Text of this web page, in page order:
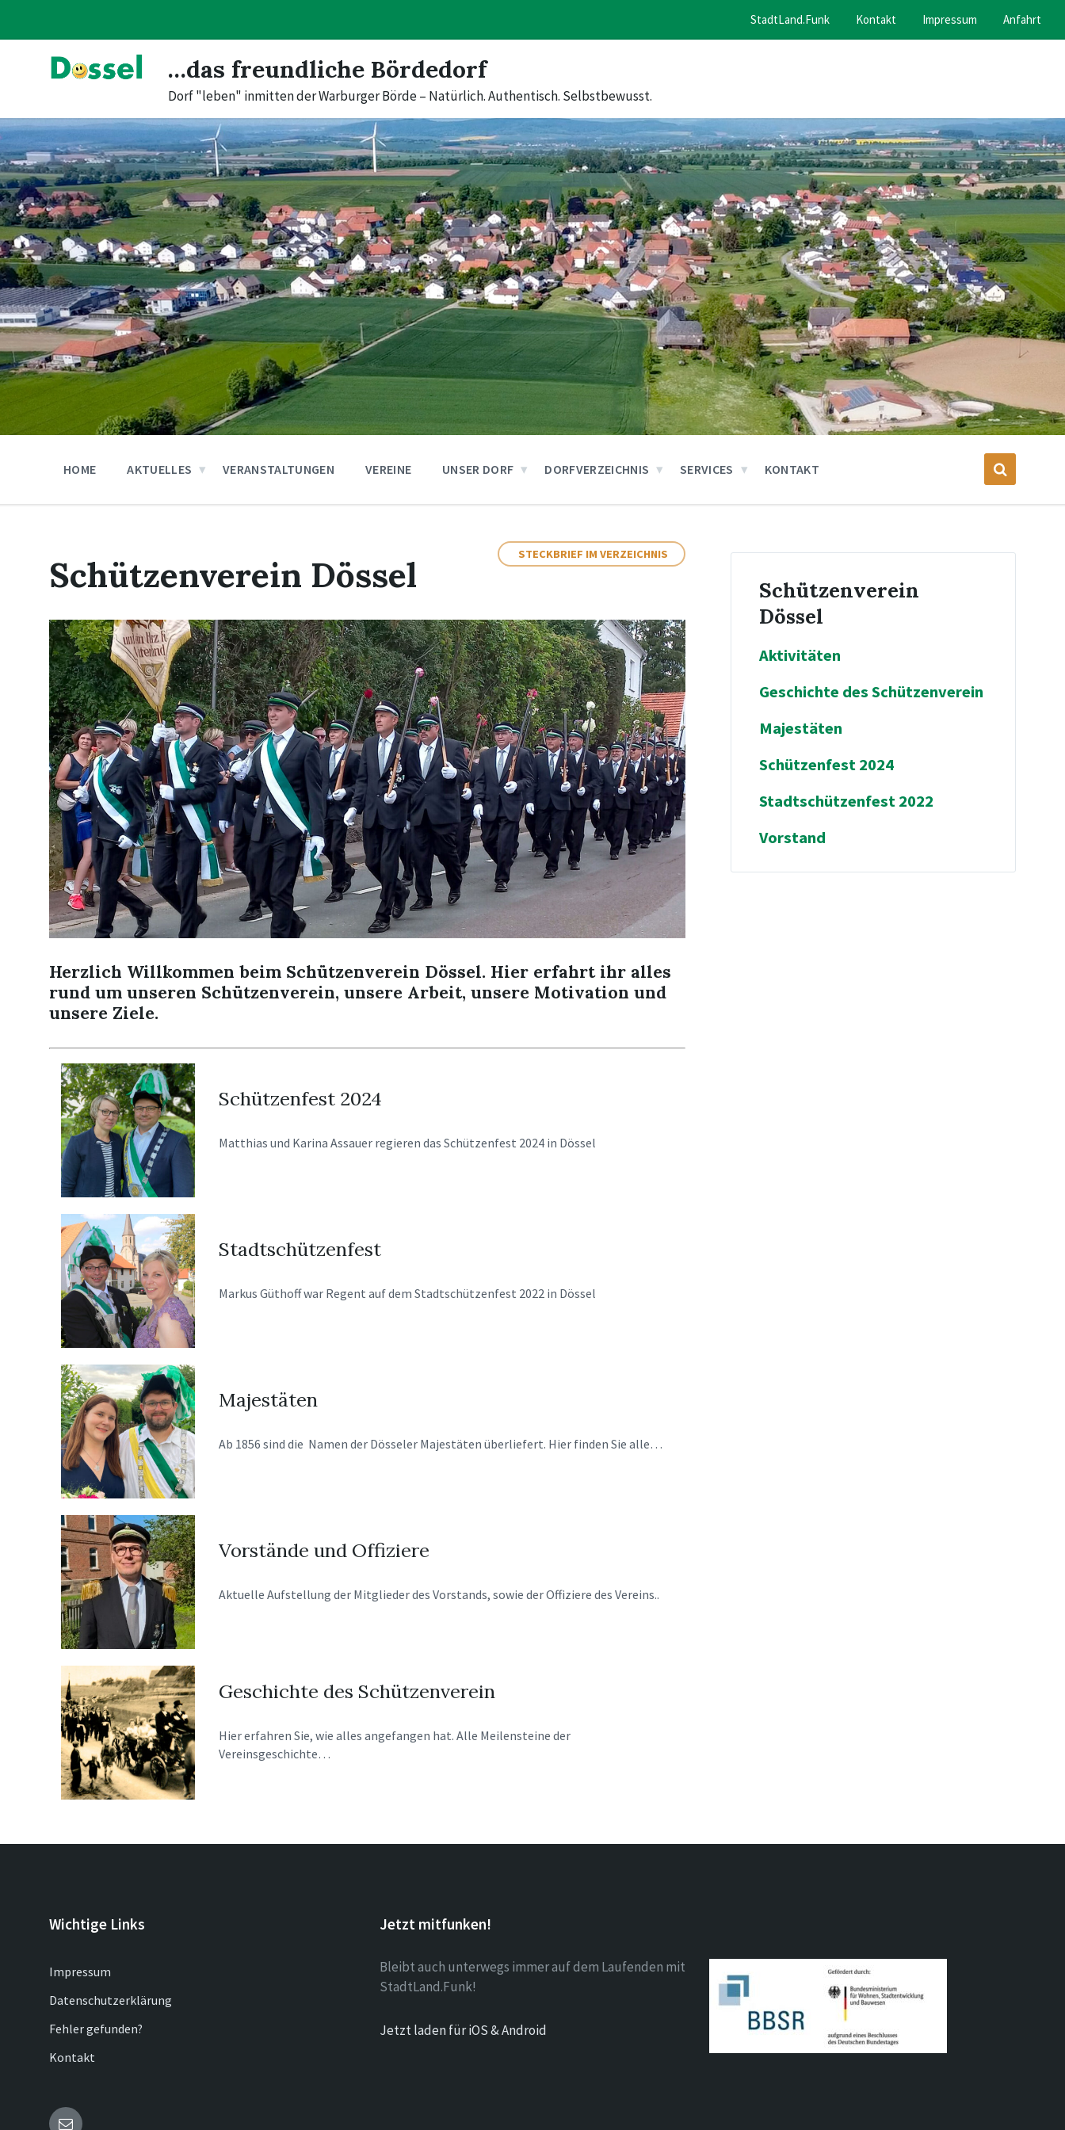
content
main
footer
StadtLand.Funk Kontakt Impressum Anfahrt
…das freundliche Bördedorf
Dorf "leben" inmitten der Warburger Börde – Natürlich. Authentisch. Selbstbewusst.
HOME AKTUELLES VERANSTALTUNGEN VEREINE UNSER DORF DORFVERZEICHNIS SERVICES KONTAKT
STECKBRIEF IM VERZEICHNIS
Schützenverein Dössel
Herzlich Willkommen beim Schützenverein Dössel. Hier erfahrt ihr alles
rund um unseren Schützenverein, unsere Arbeit, unsere Motivation und
unsere Ziele.
Schützenfest 2024
Matthias und Karina Assauer regieren das Schützenfest 2024 in Dössel
Stadtschützenfest
Markus Güthoff war Regent auf dem Stadtschützenfest 2022 in Dössel
Majestäten
Ab 1856 sind die Namen der Dösseler Majestäten überliefert. Hier finden Sie alle…
Vorstände und Offiziere
Aktuelle Aufstellung der Mitglieder des Vorstands, sowie derOffiziere des Vereins..
Geschichte des Schützenverein
Hier erfahren Sie, wie alles angefangen hat. Alle Meilensteine der
Vereinsgeschichte…
Schützenverein
Dössel
Aktivitäten
Geschichte des Schützenverein
Majestäten
Schützenfest 2024
Stadtschützenfest 2022
Vorstand
Wichtige Links
Impressum
Datenschutzerklärung
Fehler gefunden?
Kontakt
Jetzt mitfunken!
Bleibt auch unterwegs immer auf dem Laufenden mit
StadtLand.Funk!
Jetzt laden für iOS & Android
Email